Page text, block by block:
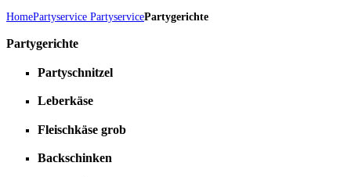
HomePartyservice PartyservicePartygerichte
Partygerichte
Partyschnitzel
Leberkäse
Fleischkäse grob
Backschinken